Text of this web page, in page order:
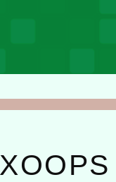
XOOPS